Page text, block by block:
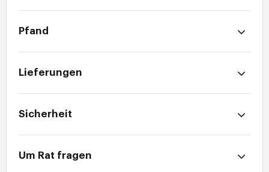
Pfand
Lieferungen
Sicherheit
Um Rat fragen